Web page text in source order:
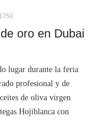
oro en Dubai
lugar durante la feria
profesional y de
de oliva virgen
Hojiblanca con